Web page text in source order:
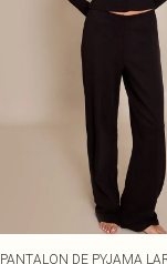
PANTALON DE PYJAMA